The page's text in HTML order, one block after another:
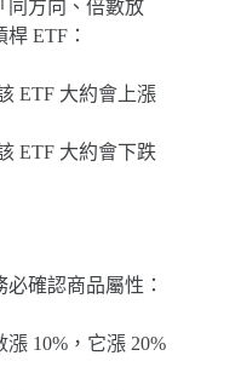
同方向、倍數放
ETF：
ETF 大約會上漲
ETF 大約會下跌
確認商品屬性：
漲 10%，它漲 20%